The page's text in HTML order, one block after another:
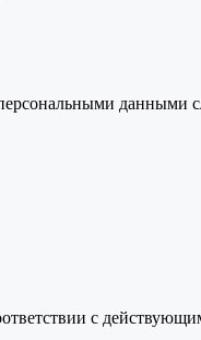
данными
с